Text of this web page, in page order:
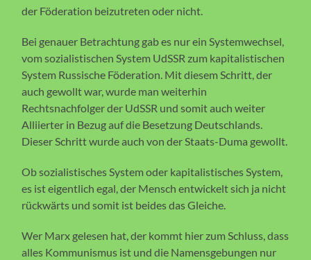
der Föderation beizutreten oder nicht.
Bei genauer Betrachtung gab es nur ein Systemwechsel,
vom sozialistischen System UdSSR zum kapitalistischen
System Russische Föderation. Mit diesem Schritt, der
auch gewollt war, wurde man weiterhin
Rechtsnachfolger der UdSSR und somit auch weiter
Alliierter in Bezug auf die Besetzung Deutschlands.
Dieser Schritt wurde auch von der Staats-Duma gewollt.
Ob sozialistisches System oder kapitalistisches System,
es ist eigentlich egal, der Mensch entwickelt sich ja nicht
rückwärts und somit ist beides das Gleiche.
Wer Marx gelesen hat, der kommt hier zum Schluss, dass
alles Kommunismus ist und die Namensgebungen nur